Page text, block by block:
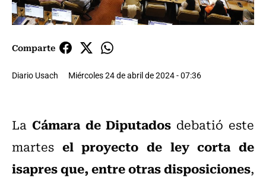
Comparte
Diario Usach Miércoles 24 de abril de 2024 - 07:36
La Cámara de Diputados debatió este
martes el proyecto de ley corta de
isapres que, entre otras disposiciones,